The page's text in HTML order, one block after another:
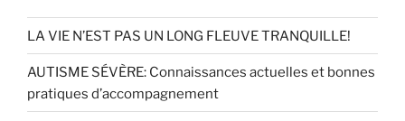
LA VIE N’EST PAS UN LONG FLEUVE TRANQUILLE!
AUTISME SÉVÈRE: Connaissances actuelles et bonnes
pratiques d’accompagnement